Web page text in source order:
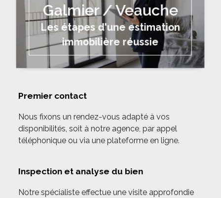
Galmier / Veauche
Les étapes d'une estimation
immobilière réussie
Premier contact
Nous fixons un rendez-vous adapté à vos
disponibilités, soit à notre agence, par appel
téléphonique ou via une plateforme en ligne.
Inspection et analyse du bien
Notre spécialiste effectue une visite approfondie